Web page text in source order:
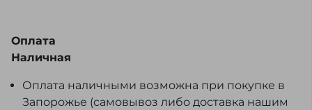
Оплата
Наличная
Оплата наличными возможна при покупке в
Запорожье (самовывоз либо доставка нашим